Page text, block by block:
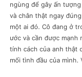
ngùng để gây ấn
và chân thật ngay
một ai đó. Cô đang ở
ước và cần được mạnh
tính cách của anh thật
mối tình đầu của mình.